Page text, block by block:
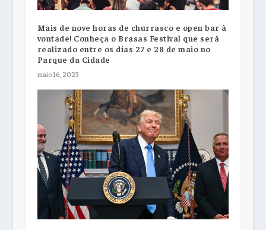
Mais de nove horas de churrasco e open bar à
vontade! Conheça o Brasas Festival que será
realizado entre os dias 27 e 28 de maio no
Parque da Cidade
maio 16, 2023